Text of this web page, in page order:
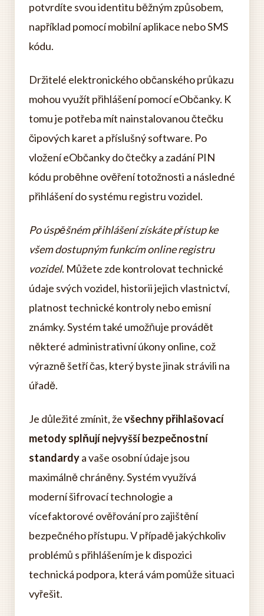
potvrdíte svou identitu běžným způsobem,
například pomocí mobilní aplikace nebo SMS
kódu.
Držitelé elektronického občanského průkazu
mohou využít přihlášení pomocí eObčanky. K
tomu je potřeba mít nainstalovanou čtečku
čipových karet a příslušný software. Po
vložení eObčanky do čtečky a zadání PIN
kódu proběhne ověření totožnosti a následné
přihlášení do systému registru vozidel.
Po úspěšném přihlášení získáte přístup ke
všem dostupným funkcím online registru
vozidel. Můžete zde kontrolovat technické
údaje svých vozidel, historii jejich vlastnictví,
platnost technické kontroly nebo emisní
známky. Systém také umožňuje provádět
některé administrativní úkony online, což
výrazně šetří čas, který byste jinak strávili na
úřadě.
Je důležité zmínit, ževšechny přihlašovací
metody splňují nejvyšší bezpečnostní
standardya vaše osobní údaje jsou
maximálně chráněny. Systém využívá
moderní šifrovací technologie a
vícefaktorové ověřování pro zajištění
bezpečného přístupu. V případě jakýchkoliv
problémů s přihlášením je k dispozici
technická podpora, která vám pomůže situaci
vyřešit.